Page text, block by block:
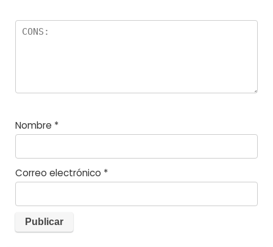
Nombre *
Correo electrónico *